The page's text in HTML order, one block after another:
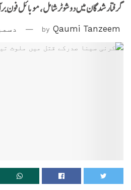
گرفتارشدگان میں دوشوٹر شامل، موبائل فون
by Qaumi Tanzeem دسمبر 10,